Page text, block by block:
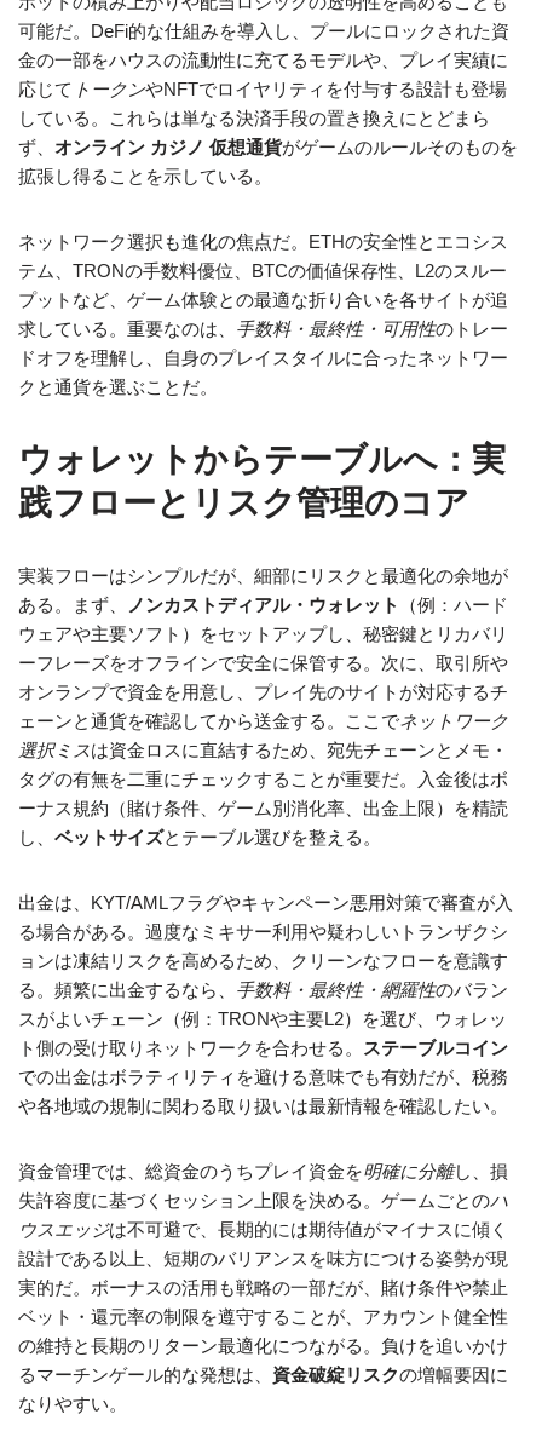
可能だ。DeFi的な仕組みを導入し、プールにロックされた資
金の一部をハウスの流動性に充てるモデルや、プレイ実績に
応じて トークンやNFTでロイヤリティを付与する設計も登場
している。これらは単なる決済手段の置き換えにとどまら
ず、 オンライン カジノ 仮想通貨がゲームのルールそのものを
拡張し得ることを示している。
ネットワーク選択も進化の焦点だ。ETHの安全性とエコシス
テム、TRONの手数料優位、BTCの価値保存性、L2のスルー
プットなど、ゲーム体験との最適な折り合いを各サイトが追
求している。重要なのは、 手数料・最終性・可用性のトレー
ドオフを理解し、自身のプレイスタイルに合ったネットワー
クと通貨を選ぶことだ。
ウォレットからテーブルへ：実
践フローとリスク管理のコア
実装フローはシンプルだが、細部にリスクと最適化の余地が
ある。まず、
ノンカストディアル・ウォレット
（例：ハード
ウェアや主要ソフト）をセットアップし、秘密鍵とリカバリ
ーフレーズをオフラインで安全に保管する。次に、取引所や
オンランプで資金を用意し、プレイ先のサイトが対応するチ
ェーンと通貨を確認してから送金する。ここでネットワーク
選択ミスは資金ロスに直結するため、宛先チェーンとメモ・
タグの有無を二重にチェックすることが重要だ。入金後はボ
ーナス規約（賭け条件、ゲーム別消化率、出金上限）を精読
し、 ベットサイズとテーブル選びを整える。
出金は、KYT/AMLフラグやキャンペーン悪用対策で審査が入
る場合がある。過度なミキサー利用や疑わしいトランザクシ
ョンは凍結リスクを高めるため、クリーンなフローを意識す
る。頻繁に出金するなら、 手数料・最終性・網羅性のバラン
スがよいチェーン（例：TRONや主要L2）を選び、ウォレッ
ト側の受け取りネットワークを合わせる。
ステーブルコイン
での出金はボラティリティを避ける意味でも有効だが、税務
や各地域の規制に関わる取り扱いは最新情報を確認したい。
資金管理では、総資金のうちプレイ資金を明確に分離し、損
失許容度に基づくセッション上限を決める。ゲームごとのハ
ウスエッジは不可避で、長期的には期待値がマイナスに傾く
設計である以上、短期のバリアンスを味方につける姿勢が現
実的だ。ボーナスの活用も戦略の一部だが、賭け条件や禁止
ベット・還元率の制限を遵守することが、アカウント健全性
の維持と長期のリターン最適化につながる。負けを追いかけ
るマーチンゲール的な発想は、 資金破綻リスクの増幅要因に
なりやすい。